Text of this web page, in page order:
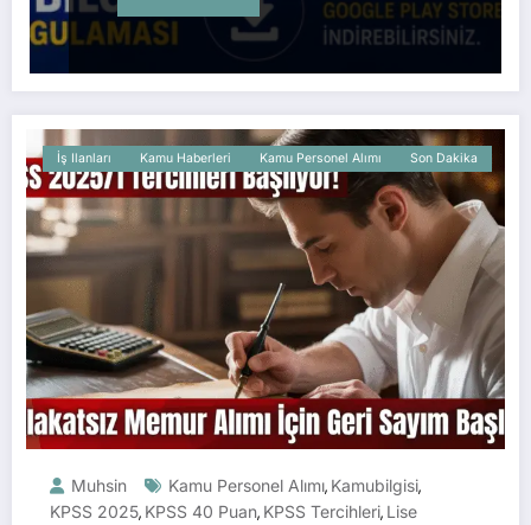
İş Ilanları Kamu Haberleri Kamu Personel Alımı Son Dakika
Muhsin Kamu Personel Alımı, Kamubilgisi,
KPSS 2025, KPSS 40 Puan, KPSS Tercihleri, Lise